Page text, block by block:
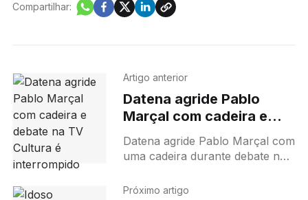
Compartilhar:
Artigo anterior
Datena agride Pablo
Marçal com cadeira e
debate na TV Cultura é
interrompido
Datena agride Pablo Marçal com
uma cadeira durante debate na
interrupção do programa.
Próximo artigo